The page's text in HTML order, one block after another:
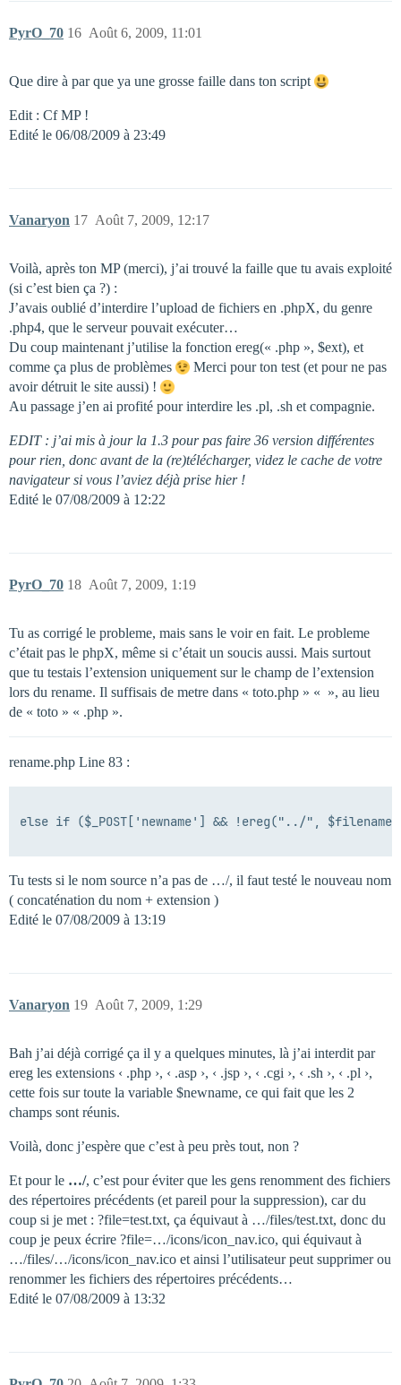
PyrO_70 Août 6, 2009, 11:01
16
Que dire à par que ya une grosse faille dans ton script
Edit : Cf MP !
Edité le 06/08/2009 à 23:49
Vanaryon Août 7, 2009, 12:17
17
Voilà, après ton MP (merci), j’ai trouvé la faille que tu avais exploité
(si c’est bien ça ?) :
J’avais oublié d’interdire l’upload de fichiers en .phpX, du genre
.php4, que le serveur pouvait exécuter…
Du coup maintenant j’utilise la fonction ereg(« .php », $ext), et
comme ça plus de problèmes
Merci pour ton test (et pour ne pas
avoir détruit le site aussi) !
Au passage j’en ai profité pour interdire les .pl, .sh et compagnie.
EDIT : j’ai mis à jour la 1.3 pour pas faire 36 version différentes
pour rien, donc avant de la (re)télécharger, videz le cache de votre
navigateur si vous l’aviez déjà prise hier !
Edité le 07/08/2009 à 12:22
PyrO_70 Août 7, 2009, 1:19
18
Tu as corrigé le probleme, mais sans le voir en fait. Le probleme
c’était pas le phpX, même si c’était un soucis aussi. Mais surtout
que tu testais l’extension uniquement sur le champ de l’extension
lors du rename. Il suffisais de metre dans « toto.php » « », au lieu
de « toto » « .php ».
rename.php Line 83 :
else if ($_POST['newname'] && !ereg("../",
Tu tests si le nom source n’a pas de …/, il faut testé le nouveau nom
( concaténation du nom + extension )
Edité le 07/08/2009 à 13:19
Vanaryon Août 7, 2009, 1:29
19
Bah j’ai déjà corrigé ça il y a quelques minutes, là j’ai interdit par
ereg les extensions ‹ .php ›, ‹ .asp ›, ‹ .jsp ›, ‹ .cgi ›, ‹ .sh ›, ‹ .pl ›,
cette fois sur toute la variable $newname, ce qui fait que les 2
champs sont réunis.
Voilà, donc j’espère que c’est à peu près tout, non ?
Et pour le …/, c’est pour éviter que les gens renomment des fichiers
des répertoires précédents (et pareil pour la suppression), car du
coup si je met : ?file=test.txt, ça équivaut à …/files/test.txt, donc du
coup je peux écrire ?file=…/icons/icon_nav.ico, qui équivaut à
…/files/…/icons/icon_nav.ico et ainsi l’utilisateur peut supprimer ou
renommer les fichiers des répertoires précédents…
Edité le 07/08/2009 à 13:32